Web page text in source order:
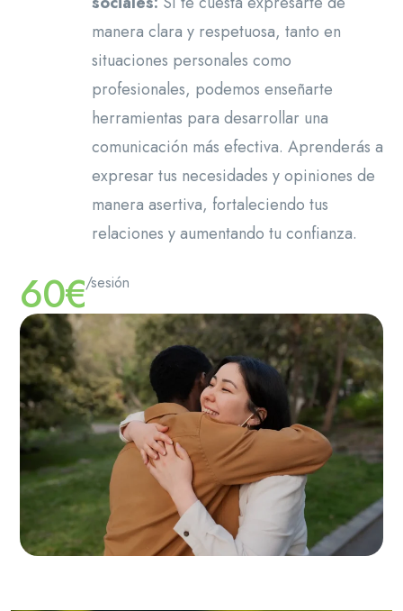
manera clara y respetuosa, tanto en
situaciones personales como
profesionales, podemos enseñarte
herramientas para desarrollar una
comunicación más efectiva. Aprenderás a
expresar tus necesidades y opiniones de
manera asertiva, fortaleciendo tus
relaciones y aumentando tu confianza.
60€/sesión